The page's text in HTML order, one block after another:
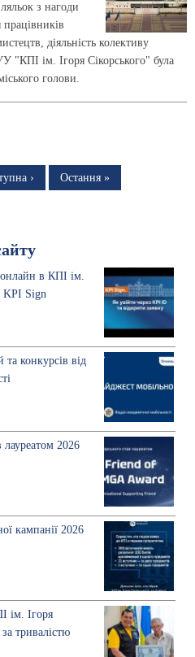
з нагоди
працівників
діяльність колективу
"КПІ ім. Ігоря Сікорського" була
голови.
›
Остання
Остання »
онлайн в КПІ ім.
KPI Sign
конкурсів від
лауреатом 2026
кампанії 2026
ім. Ігоря
тривалістю